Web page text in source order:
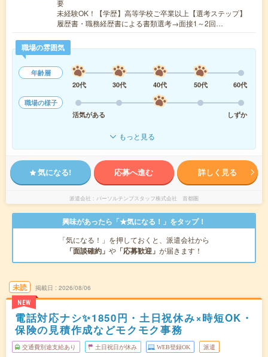
要
未経験OK！【学歴】高等学校ご卒業以上【選考ステップ】
履歴書・職務経歴書による書類選考→面接1～2回…
職場の雰囲気
年齢層
20代
30代 40代 50代
60代
職場の様子
活気がある
しずか
もっと見る
気になる! 応募へ進む 詳しく見る
派遣会社 パーソルテンプスタッフ株式会社 首都圏
興味があったら「★気になる！」をタップ！
「気になる！」を押しておくと、派遣会社から
「面談確約」 や 「応募歓迎」 が届きます！
未読
NEW
掲載日 2026/08/06
電話対応ナシ✨1850円・土日祝休み×時短OK・
保険の見積作成などモクモク事務
交通費別途支給あり 土日祝日が休み WEB登録OK 派遣